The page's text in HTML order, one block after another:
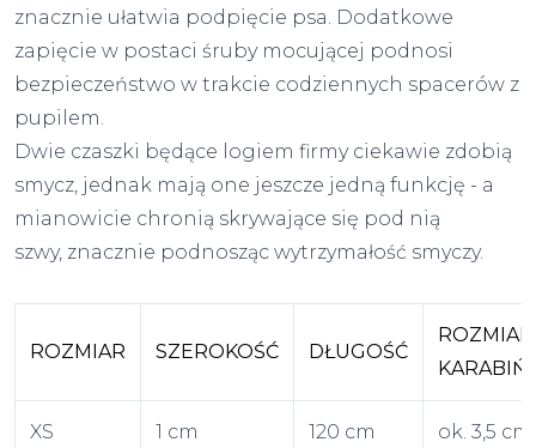
znacznie ułatwia podpięcie psa. Dodatkowe
zapięcie w postaci śruby mocującej podnosi
bezpieczeństwo w trakcie codziennych spacerów z
pupilem.
Dwie czaszki będące logiem firmy ciekawie zdobią
smycz, jednak mają one jeszcze jedną funkcję - a
mianowicie chronią skrywające się pod nią
szwy, znacznie podnosząc wytrzymałość smyczy.
ROZMIAR SZEROKOŚĆ DŁUGOŚĆ
ROZMIAR
XS 1 cm 120 cm ok. 3,5 cm